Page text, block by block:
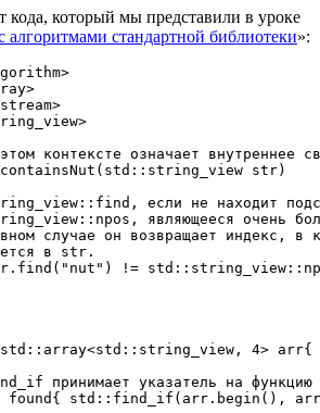
кода, который мы представили в уроке
алгоритмами стандартной библиотеки»:
контексте означает внутреннее
containsNut ( std :: string_view str)
если не находит
являющееся очень
случае он возвращает индекс, в
в str.
. find ( "nut" ) != std :: string_view ::
std :: array<std :: string_view , 4> arr{
принимает указатель на функцию
found { std :: find_if ( arr . begin ( ) ,